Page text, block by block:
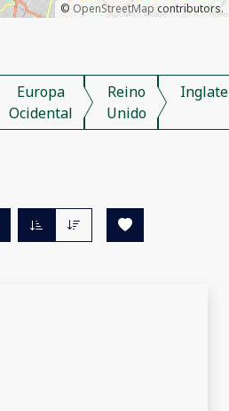
© OpenStreetMapcontributors.
Europa
Ocidental
Reino
Unido